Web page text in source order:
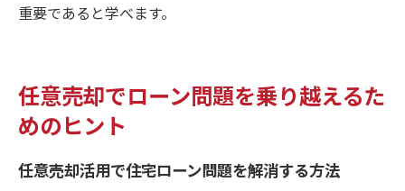
重要であると学べます。
任意売却でローン問題を乗り越えるた
めのヒント
任意売却活用で住宅ローン問題を解消する方法